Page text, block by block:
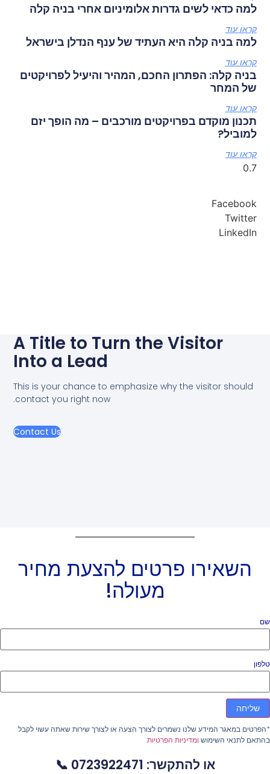
למה כדאי לשים גדרות אלומיניום אחרי בניה קלה
קראו עוד
למה בניה קלה היא העתיד של ענף הנדלן בישראל
קראו עוד
בניה קלה: הפתרון החכם, המהיר והיעיל לפרויקטים
של המחר
קראו עוד
תכנון מוקדם בפרויקטים מורכבים – מה הופך יזם
למוביל?
קראו עוד
Facebook
Twitter
LinkedIn
A Title to Turn the Visitor
Into a Lead
This is your chance to emphasize why the visitor should
contact you right now.
Contact Us
השאירו פרטים להצעת מחיר
מעולה!
שליחה
במאגר המידע שלנו נשמרים לצורך הצעה או לצורך שירות שאתה עשוי לקבל
לתנאי השימושומדיניות הפרטיות.
או להתקשר: 0723922471 📞